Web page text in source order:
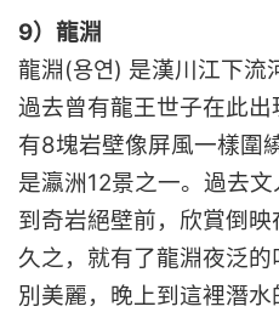
9）龍淵
龍淵(용연) 是漢川江下流
過去曾有龍王世子在此
有8塊岩壁像屏風一樣圍
是瀛洲12景之一。過去
到奇岩絕壁前，欣賞倒
久之，就有了龍淵夜泛
別美麗，晚上到這裡潛水